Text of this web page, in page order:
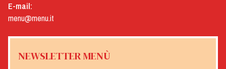
E-mail:
menu@menu.it
NEWSLETTER MENÙ